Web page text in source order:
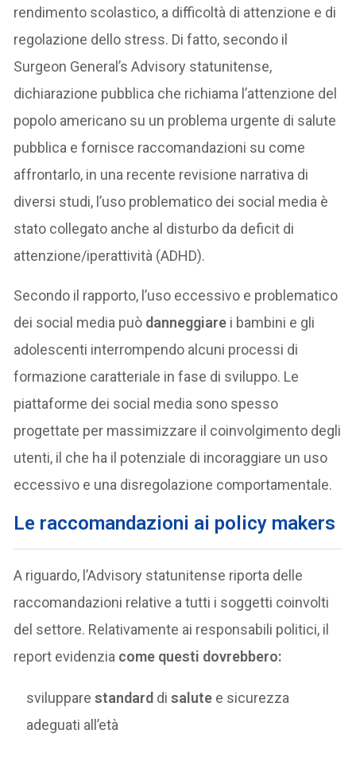
rendimento scolastico, a difficoltà di attenzione e di
regolazione dello stress. Di fatto, secondo il
Surgeon General’s Advisory statunitense,
dichiarazione pubblica che richiama l’attenzione del
popolo americano su un problema urgente di salute
pubblica e fornisce raccomandazioni su come
affrontarlo, in una recente revisione narrativa di
diversi studi, l’uso problematico dei social media è
stato collegato anche al disturbo da deficit di
attenzione/iperattività (ADHD).
Secondo il rapporto, l’uso eccessivo e problematico
dei social media può danneggiare i bambini e gli
adolescenti interrompendo alcuni processi di
formazione caratteriale in fase di sviluppo. Le
piattaforme dei social media sono spesso
progettate per massimizzare il coinvolgimento degli
utenti, il che ha il potenziale di incoraggiare un uso
eccessivo e una disregolazione comportamentale.
Le raccomandazioni ai policy makers
A riguardo, l’Advisory statunitense riporta delle
raccomandazioni relative a tutti i soggetti coinvolti
del settore. Relativamente ai responsabili politici, il
report evidenzia come questi dovrebbero:
svilupparestandard disalute e sicurezza
adeguati all’età